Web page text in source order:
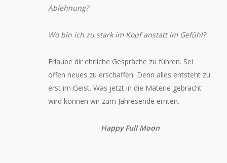
Ablehnung?
Wo bin ich zu stark im Kopf anstatt im Gefühl?
Erlaube dir ehrliche Gespräche zu führen. Sei
offen neues zu erschaffen. Denn alles entsteht zu
erst im Geist. Was jetzt in die Materie gebracht
wird können wir zum Jahresende ernten.
Happy Full Moon